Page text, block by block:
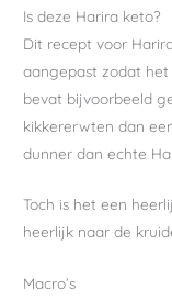
Is deze Harira keto?
Dit recept voor
aangepast zodat
bevat bijvoorbeeld
kikkererwten dan
dunner dan echte
Toch is het een
heerlijk naar de
Macro’s